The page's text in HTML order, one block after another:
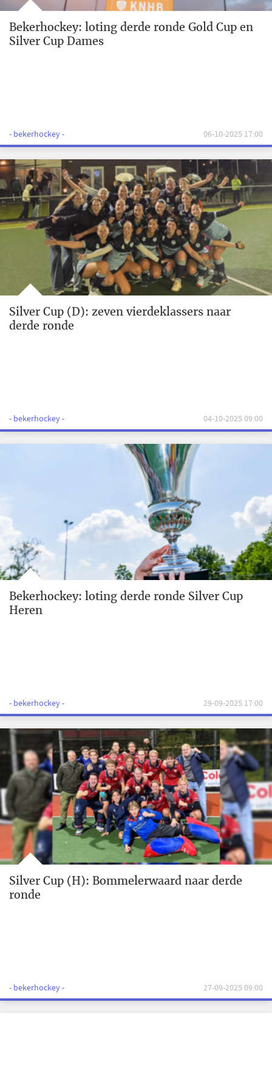
Bekerhockey: loting derde ronde Gold Cup en
Silver Cup Dames
- bekerhockey - 06-10-2025 17:00
Silver Cup (D): zeven vierdeklassers naar
derde ronde
- bekerhockey - 04-10-2025 09:00
Bekerhockey: loting derde ronde Silver Cup
Heren
- bekerhockey - 29-09-2025 17:00
Silver Cup (H): Bommelerwaard naar derde
ronde
- bekerhockey - 27-09-2025 09:00